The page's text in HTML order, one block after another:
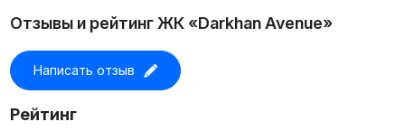
Отзывы и рейтинг ЖК «Darkhan Avenue»
Написать отзыв
Рейтинг